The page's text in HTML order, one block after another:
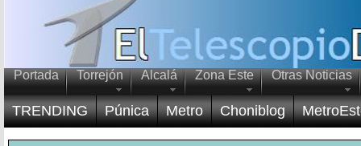
Portada Torrejón Alcalá Zona Este Otras Noticias
TRENDING Púnica Metro Choniblog